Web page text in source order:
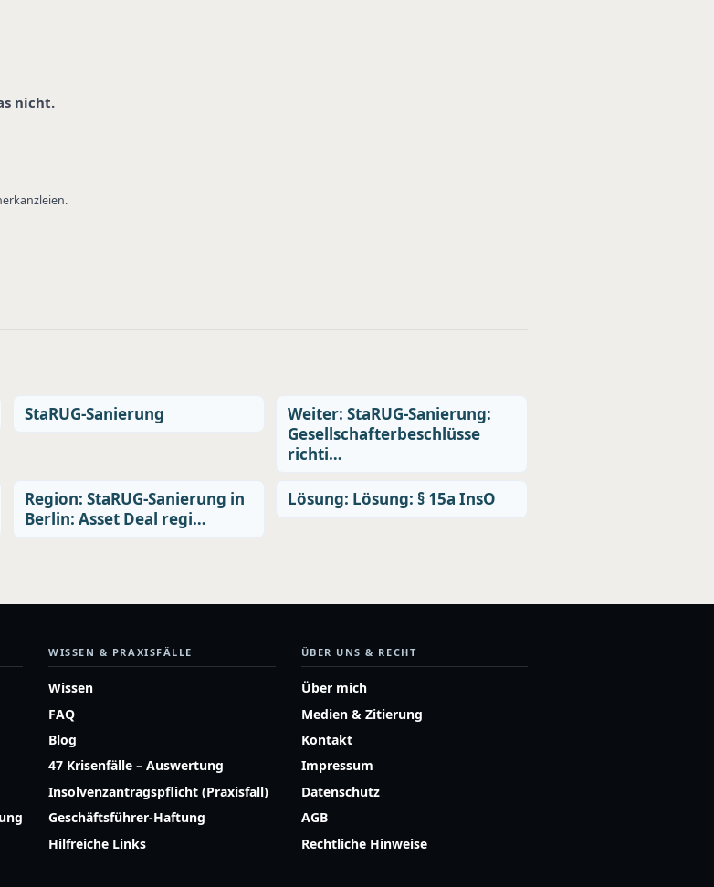
nicht.
StaRUG-Sanierung
Weiter: StaRUG-Sanierung:
Gesellschafterbeschlüsse
richti…
Region: StaRUG-Sanierung in
Berlin: Asset Deal regi…
Lösung: Lösung: § 15a InsO
WISSEN & PRAXISFÄLLE
Wissen
FAQ
Blog
47 Krisenfälle – Auswertung
Insolvenzantragspflicht (Praxisfall)
Geschäftsführer-Haftung
Hilfreiche Links
ÜBER UNS & RECHT
Über mich
Medien & Zitierung
Kontakt
Impressum
Datenschutz
AGB
Rechtliche Hinweise